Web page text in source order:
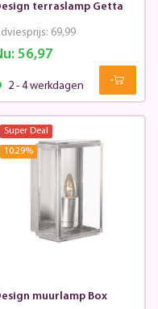
terraslamp Getta
56,97
69,99
2 - 4 werkdagen
Super Deal
10.29%
muurlamp Box